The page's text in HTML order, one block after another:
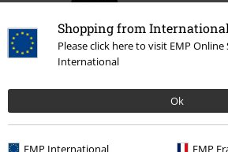
Shopping from International
Please click here to visit EMP
International
Ok
EMP International EMP
€ 16,99
Plus de catégories. Plus d'options.